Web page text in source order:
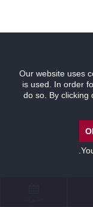
Our website uses
is used. In order
do so. By clicking
.